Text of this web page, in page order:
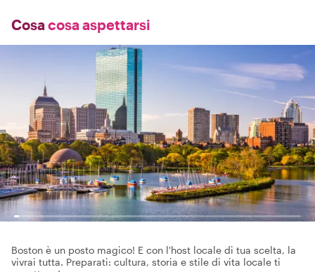
Cosa cosa aspettarsi
Boston è un posto magico! E con l'host locale di tua scelta, la
vivrai tutta. Preparati: cultura, storia e stile di vita locale ti